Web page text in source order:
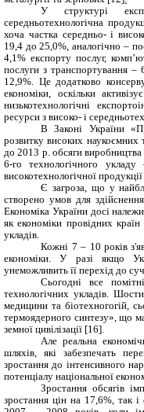
У структурі
середньотехнологічна
хоча частка середньо- і
19,4 до 25,0%, аналогічно –
4,1% експорту послуг,
послуги з транспортування
12,9%. Це додатково
економіки, оскільки
низькотехнологічні
ресурси з високо- і
В Законі України
розвитку високих наукоємних
до 2013 р. обсяги виробництва
6-го технологічного
високотехнологічної
Є загроза, що у
створено умов для
Економіка України досі
як економіки провідних
укладів.
Кожні 7 – 10 років
економіки. У разі якщо
унеможливить її перехід до
Сьогодні все
технологічних укладів.
медицини та біотехногогій,
термоядерного синтезу», що
земної цивілізації [16].
Але реальна
шляхів, які забезпечать
зростання до інтенсивного
потенціалу національної
Зростання обсягів
зростання цін на 17,6%, так